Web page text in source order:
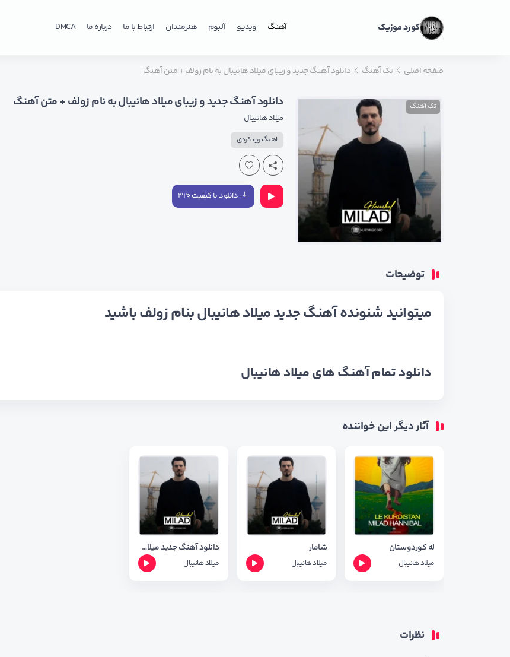
کورد موزیک آهنگ ویدیو آلبوم هنرمندان ارتباط با ما درباره ما DMCA
صفحه اصلی تک آهنگ دانلود آهنگ جدید و زیبای میلاد هانیبال به نام زولف + متن آهنگ
تک آهنگ دانلود آهنگ جدید و زیبای میلاد هانیبال به نام زولف + متن آهنگ
میلاد هانیبال
اهنگ رپ کردی
دانلود با کیفیت ۳۲۰
توضیحات
میتوانید شنونده آهنگ جدید میلاد هانیبال بنام زولف باشید
دانلود تمام آهنگ هایمیلاد هانیبال
آثار دیگر این خواننده
له کوردوستان
میلاد هانیبال
شامار
میلاد هانیبال
دانلود آهنگ جدید میلاد هانیبال به نام جوانترین + متن آهنگ
میلاد هانیبال
نظرات